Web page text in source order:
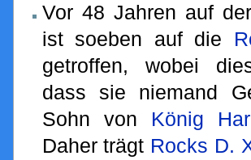
Vor 48 Jahren auf
ist soeben auf die
getroffen, wobei
dass sie niemand
Sohn von König
Daher trägt Rocks D.